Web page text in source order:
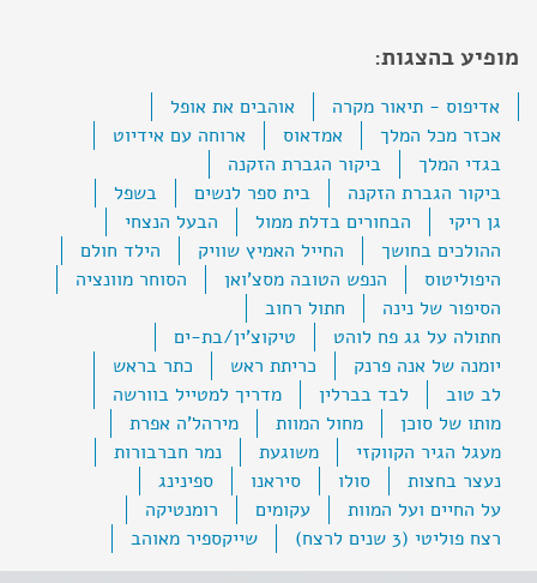
מופיע בהצגות:
אדיפוס - תיאור מקרה
אוהבים את אופל
אכזר מכל המלך
אמדאוס
ארוחה עם אידיוט
בגדי המלך
ביקור הגברת הזקנה
ביקור הגברת הזקנה
בית ספר לנשים
בשפל
גן ריקי
הבחורים בדלת ממול
הבעל הנצחי
ההולכים בחושך
החייל האמיץ שוויק
הילד חולם
היפוליטוס
הנפש הטובה מסצ'ואן
הסוחר מוונציה
הסיפור של נינה
חתול רחוב
חתולה על גג פח לוהט
טיקוצ'ין/בת-ים
יומנה של אנה פרנק
כריתת ראש
כתר בראש
לב טוב
לבד בברלין
מדריך למטייל בוורשה
מותו של סוכן
מחול המוות
מירהל'ה אפרת
מעגל הגיר הקווקזי
משוגעת
נמר חברבורות
נעצר בחצות
סולו סיראנו
ספינינג
על החיים ועל המוות
עקומים
רומנטיקה
רצח פוליטי (3 שנים לרצח)
שייקספיר מאוהב